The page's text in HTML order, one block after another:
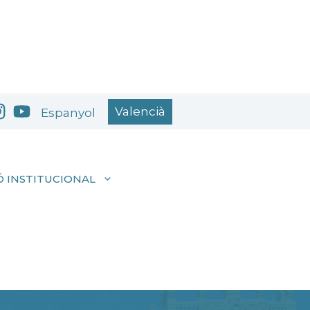
Espanyol Valencià
INSTITUCIONAL